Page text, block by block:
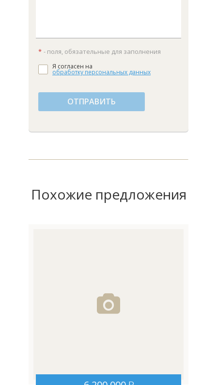
* - поля, обязательные для заполнения
Я согласен на
обработку персональных данных
ОТПРАВИТЬ
Похожие предложения